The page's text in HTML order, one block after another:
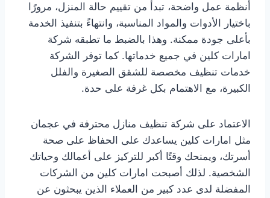
أنظمة عمل واضحة، تبدأ من تقييم حالة المنزل، مرورًا
باختيار الأدوات والمواد المناسبة، وانتهاءً بتنفيذ الخدمة
بأعلى جودة ممكنة. وهذا بالضبط ما تطبقه شركة
امارات كلين في جميع خدماتها. كما توفر الشركة
خدمات تنظيف مخصصة للشقق الصغيرة والفلل
الكبيرة، مع الاهتمام بكل غرفة على حدة.
الاعتماد على شركة تنظيف منازل محترفة في عجمان
مثل امارات كلين يساعدك على الحفاظ على صحة
أسرتك، ويمنحك وقتًا أكبر للتركيز على أعمالك وحياتك
الشخصية. لذلك أصبحت امارات كلين من الشركات
المفضلة لدى عدد كبير من العملاء الذين يبحثون عن